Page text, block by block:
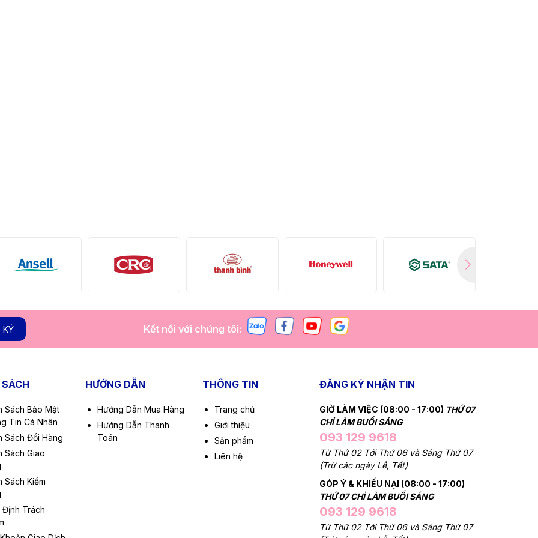
KÝ Kết nối với chúng tôi:
Sách Bảo Mật
Tin Cá Nhân
Sách Đổi Hàng
Sách Giao
Sách Kiểm
Định Trách
HƯỚNG DẪN
Hướng Dẫn Mua Hàng
Hướng Dẫn Thanh
Toán
THÔNG TIN
Trang chủ
Giới thiệu
Sản phẩm
Liên hệ
ĐĂNG KÝ NHẬN TIN
GIỜ LÀM VIỆC (08:00 - 17:00) THỨ 07
CHỈ LÀM BUỔI SÁNG
093 129 9618
Từ Thứ 02 Tới Thứ 06 và Sáng Thứ 07
(Trừ các ngày Lễ, Tết)
GÓP Ý & KHIẾU NẠI (08:00 - 17:00)
THỨ 07 CHỈ LÀM BUỔI SÁNG
093 129 9618
Từ Thứ 02 Tới Thứ 06 và Sáng Thứ 07